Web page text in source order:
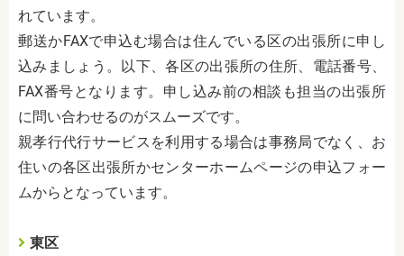
れています。
郵送かFAXで申込む場合は住んでいる区の出張所に申し
込みましょう。以下、各区の出張所の住所、電話番号、
FAX番号となります。申し込み前の相談も担当の出張所
に問い合わせるのがスムーズです。
親孝行代行サービスを利用する場合は事務局でなく、お
住いの各区出張所かセンターホームページの申込フォー
ムからとなっています。
東区